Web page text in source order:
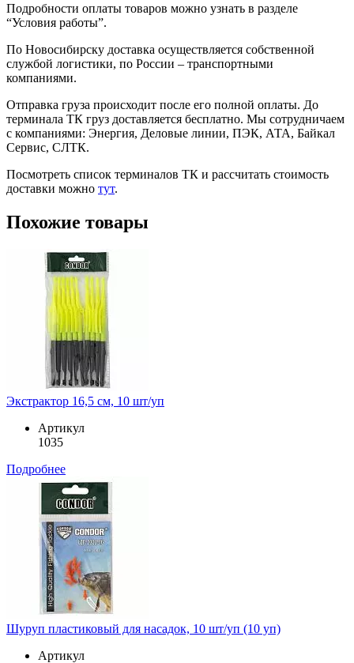
Подробности оплаты товаров можно узнать в разделе
“Условия работы”.
По Новосибирску доставка осуществляется собственной
службой логистики, по России – транспортными
компаниями.
Отправка груза происходит после его полной оплаты. До
терминала ТК груз доставляется бесплатно. Мы сотрудничаем
с компаниями: Энергия, Деловые линии, ПЭК, АТА, Байкал
Сервис, СЛТК.
Посмотреть список терминалов ТК и рассчитать стоимость
доставки можно тут.
Похожие товары
Экстрактор 16,5 см, 10 шт/уп
Артикул
1035
Подробнее
Шуруп пластиковый для насадок, 10 шт/уп (10 уп)
Артикул